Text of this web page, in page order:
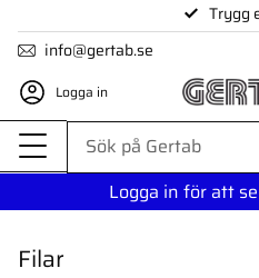
Meny
Trygg
info@gertab.se
Logga in
Logga in för att
Filar